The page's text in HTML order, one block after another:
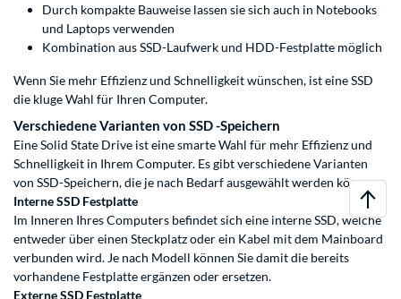
Durch kompakte Bauweise lassen sie sich auch in Notebooks
und Laptops verwenden
Kombination aus SSD-Laufwerk und HDD-Festplatte möglich
Wenn Sie mehr Effizienz und Schnelligkeit wünschen, ist eine SSD
die kluge Wahl für Ihren Computer.
Verschiedene Varianten von SSD -Speichern
Eine Solid State Drive ist eine smarte Wahl für mehr Effizienz und
Schnelligkeit in Ihrem Computer. Es gibt verschiedene Varianten
von SSD-Speichern, die je nach Bedarf ausgewählt werden können.
Interne SSD Festplatte
Im Inneren Ihres Computers befindet sich eine interne SSD, welche
entweder über einen Steckplatz oder ein Kabel mit dem Mainboard
verbunden wird. Je nach Modell können Sie damit die bereits
vorhandene Festplatte ergänzen oder ersetzen.
Externe SSD Festplatte